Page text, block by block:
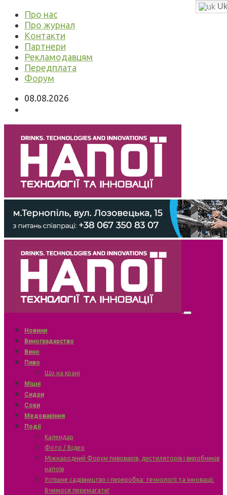
Про нас
Про журнал
Контакти
Партнери
Рекламодавцям
Передплата
Форум
08.08.2026
Новини
Виноградарство
Вино
Пиво
Що на крані
Міцні
Сидри
Соки
Медоваріння
Події
Календар
Фото / Відео
Міжнародний Форум пивоварів, дистиляторів і виробників
напоїв
Успішне садівництво і переробка: технології та інновації.
Вчимося перемагати!